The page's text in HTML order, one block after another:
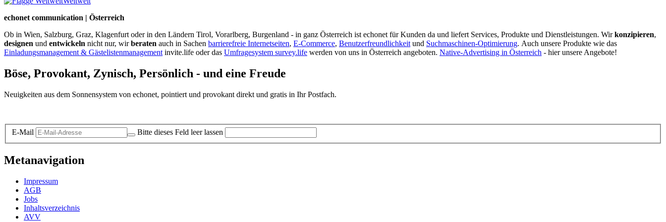
echonet communication | Österreich
Ob in Wien, Salzburg, Graz, Klagenfurt oder in den Ländern Tirol, Vorarlberg, Burgenland - in ganz Österreich ist echonet für Kunden da und liefert Services, Produkte und Dienstleistungen. Wirkonzipieren,
designen und entwickeln nicht nur, wirberaten auch in Sachen barrierefreie Internetseiten, E-Commerce, Benutzerfreundlichkeit und Suchmaschinen-Optimierung. Auch unsere Produkte wie das
Einladungsmanagement & Gästelistenmanagement invite.life oder das Umfragesystem survey.life werden von uns in Österreich angeboten. Native-Advertising in Österreich - hier unsere Angebote!
Böse, Provokant, Zynisch, Persönlich - und eine Freude
Neuigkeiten aus dem Sonnensystem von echonet, pointiert und provokant direkt und gratis in Ihr Postfach.
E-Mail Bitte dieses Feld leer lassen
Metanavigation
Impressum
AGB
Jobs
Inhaltsverzeichnis
AVV